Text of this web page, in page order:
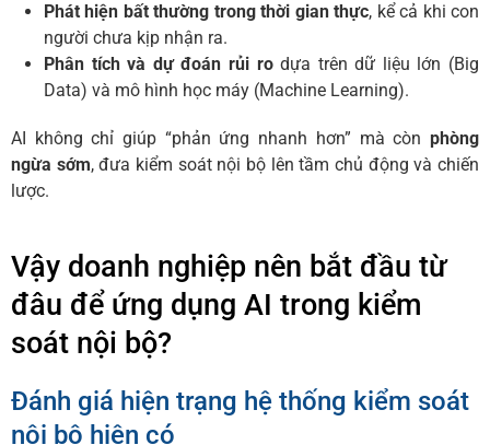
Phát hiện bất thường trong thời gian thực, kể cả khi con
người chưa kịp nhận ra.
Phân tích và dự đoán rủi rodựa trên dữ liệu lớn (Big
Data) và mô hình học máy (Machine Learning).
AI không chỉ giúp “phản ứng nhanh hơn” mà còn phòng
ngừa sớm, đưa kiểm soát nội bộ lên tầm chủ động và chiến
lược.
Vậy doanh nghiệp nên bắt đầu từ
đâu để ứng dụng AI trong kiểm
soát nội bộ?
Đánh giá hiện trạng hệ thống kiểm soát
nội bộ hiện có